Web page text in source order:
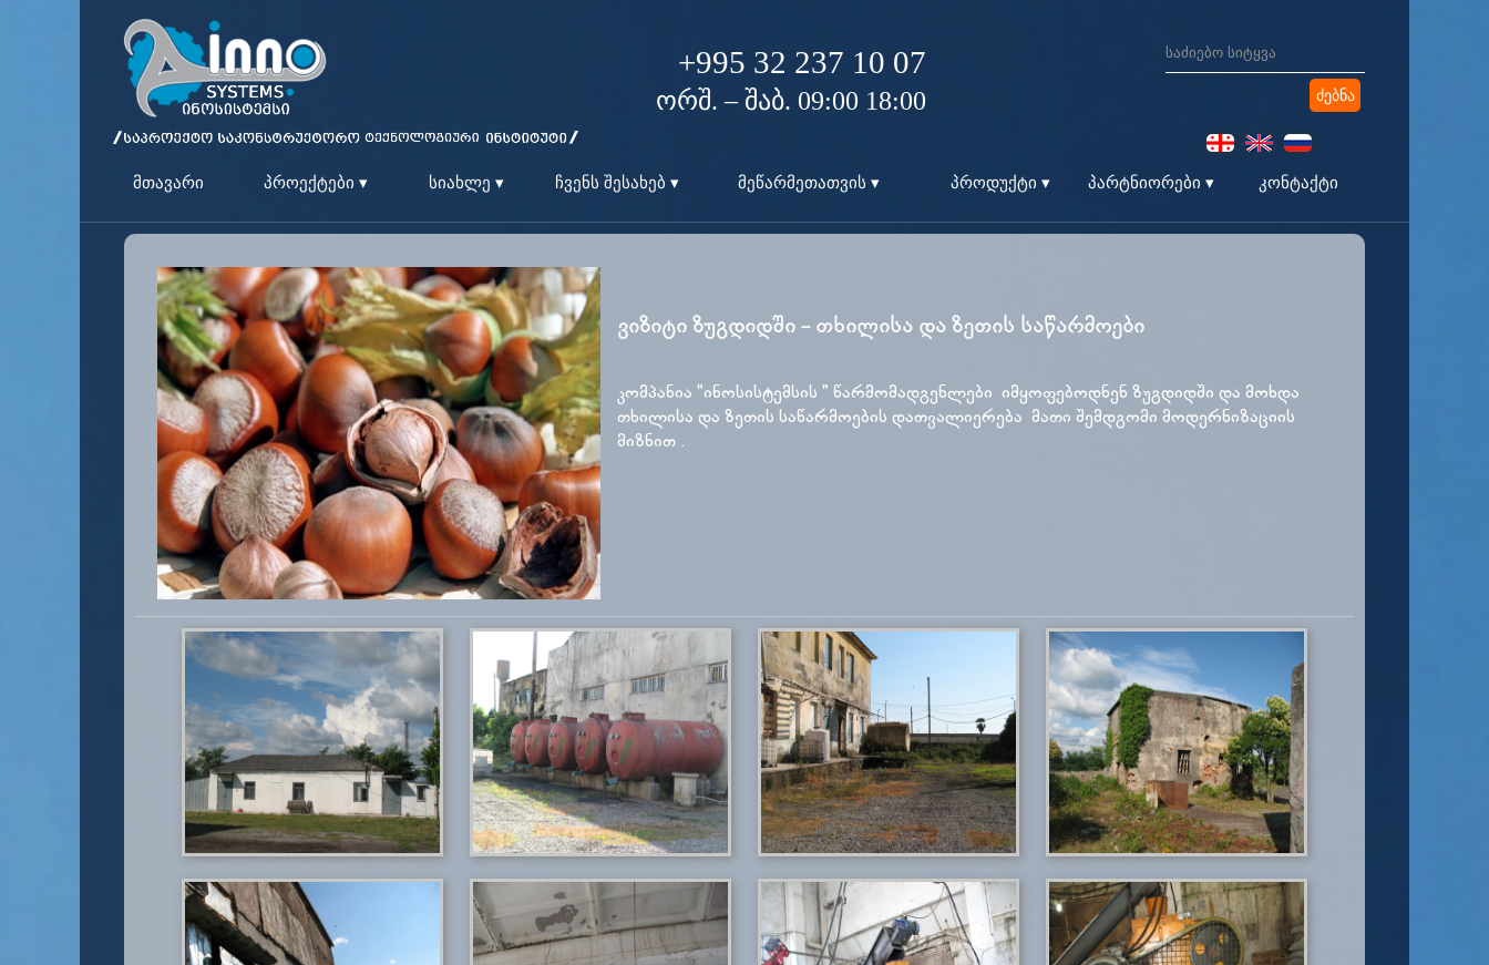
+995 32 237 10 07
ორშ. – შაბ. 09:00 18:00
მთავარი პროექტები ▾ სიახლე ▾ ჩვენს შესახებ ▾ მეწარმეთათვის ▾ პროდუქტი ▾ პარტნიორები ▾ კონტაქტი
ვიზიტი ზუგდიდში - თხილისა და ზეთის საწარმოები
კომპანია "ინოსისტემსის " წარმომადგენლები იმყოფებოდნენ ზუგდიდში და მოხდა
თხილისა და ზეთის საწარმოების დათვალიერება მათი შემდგომი მოდერნიზაციის
მიზნით .